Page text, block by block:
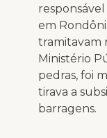
em
tramitavam
Ministério
pedras, foi
tirava a
barragens.